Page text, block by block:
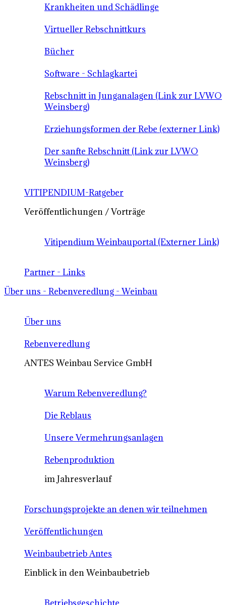
Krankheiten und Schädlinge
Virtueller Rebschnittkurs
Bücher
Software - Schlagkartei
Rebschnitt in Junganalagen (Link zur LVWO
Weinsberg)
Erziehungsformen der Rebe (externer Link)
Der sanfte Rebschnitt (Link zur LVWO
Weinsberg)
VITIPENDIUM-Ratgeber
Veröffentlichungen / Vorträge
Vitipendium Weinbauportal (Externer Link)
Partner - Links
Über uns - Rebenveredlung - Weinbau
Über uns
Rebenveredlung
ANTES Weinbau Service GmbH
Warum Rebenveredlung?
Die Reblaus
Unsere Vermehrungsanlagen
Rebenproduktion
im Jahresverlauf
Forschungsprojekte an denen wir teilnehmen
Veröffentlichungen
Weinbaubetrieb Antes
Einblick in den Weinbaubetrieb